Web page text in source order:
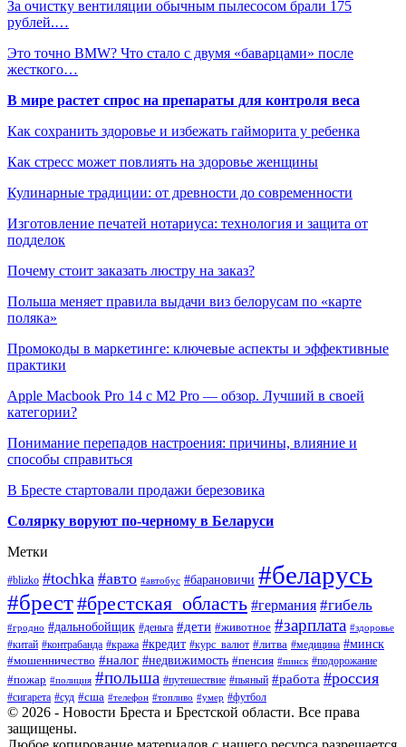
За очистку вентиляции обычным пылесосом брали 175
рублей.…
Это точно BMW? Что стало с двумя «баварцами» после
жесткого…
В мире растет спрос на препараты для контроля веса
Как сохранить здоровье и избежать гайморита у ребенка
Как стресс может повлиять на здоровье женщины
Кулинарные традиции: от древности до современности
Изготовление печатей нотариуса: технология и защита от
подделок
Почему стоит заказать люстру на заказ?
Польша меняет правила выдачи виз белорусам по «карте
поляка»
Промокоды в маркетинге: ключевые аспекты и эффективные
практики
Apple Macbook Pro 14 с M2 Pro — обзор. Лучший в своей
категории?
Понимание перепадов настроения: причины, влияние и
способы справиться
В Бресте стартовали продажи березовика
Солярку воруют по-черному в Беларуси
Метки
#blizko #tochka #авто #автобус #барановичи #беларусь
#брест#брестская_область #германия #гибель
#гродно #дальнобойщик #деньга #дети #животное #зарплата #здоровье
#китай #контрабанда #кража #кредит #курс_валют #литва #медицина #минск
#мошенничество #налог #недвижимость #пенсия #пинск #подорожание
#пожар #полиция #польша #путешествие #пьяный #работа #россия
#сигарета #суд #сша #телефон #топливо #умер #футбол
© 2026 - Новости Бреста и Брестской области. Все права
защищены.